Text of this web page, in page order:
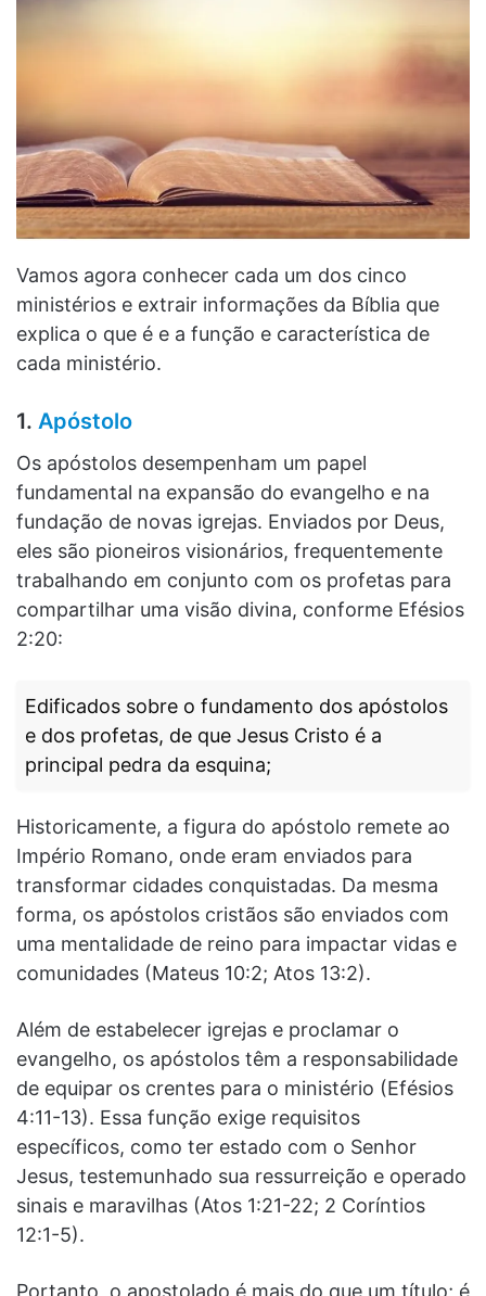
Vamos agora conhecer cada um dos cinco
ministérios e extrair informações da Bíblia que
explica o que é e a função e característica de
cada ministério.
1. Apóstolo
Os apóstolos desempenham um papel
fundamental na expansão do evangelho e na
fundação de novas igrejas. Enviados por Deus,
eles são pioneiros visionários, frequentemente
trabalhando em conjunto com os profetas para
compartilhar uma visão divina, conforme Efésios
2:20:
Edificados sobre o fundamento dos apóstolos
e dos profetas, de que Jesus Cristo é a
principal pedra da esquina;
Historicamente, a figura do apóstolo remete ao
Império Romano, onde eram enviados para
transformar cidades conquistadas. Da mesma
forma, os apóstolos cristãos são enviados com
uma mentalidade de reino para impactar vidas e
comunidades (Mateus 10:2; Atos 13:2).
Além de estabelecer igrejas e proclamar o
evangelho, os apóstolos têm a responsabilidade
de equipar os crentes para o ministério (Efésios
4:11-13). Essa função exige requisitos
específicos, como ter estado com o Senhor
Jesus, testemunhado sua ressurreição e operado
sinais e maravilhas (Atos 1:21-22; 2 Coríntios
12:1-5).